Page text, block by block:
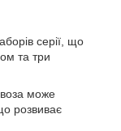
серії, що
та три
може
розвиває